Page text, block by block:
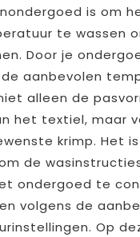
is om
te wassen
Door je
aanbevolen
alleen de
het textiel, maar
krimp. Het is
de
ondergoed te
volgens de
Op